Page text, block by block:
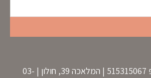
מיי טריפ בע"מ | ח.פ 515315067 | המלאכה 39, חולון | 03-